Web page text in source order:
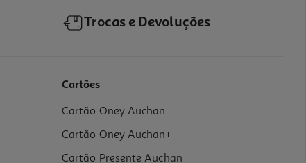
Trocas e Devoluções
Cartões
Cartão Oney Auchan
Cartão Oney Auchan+
Cartão Presente Auchan